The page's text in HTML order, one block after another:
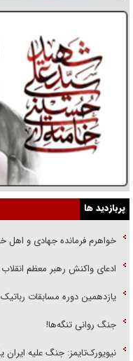
پربازدید ها
خواهرم فرمانده جهادی و
ادعای واکنش رهبر معظم
یازدهمین دوره مسابقات
جنگ روانی تنگه‌ها!
نیویورک‌تایمز: جنگ علیه